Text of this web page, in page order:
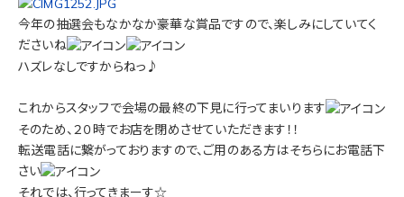
今年の抽選会もなかなか豪華な賞品ですので、楽しみにしていてく
ださいね
ハズレなしですからねっ♪
これからスタッフで会場の最終の下見に行ってまいります
そのため、２０時でお店を閉めさせていただきます！！
転送電話に繋がっておりますので、ご用のある方はそちらにお電話下
さい
それでは、行ってきまーす☆